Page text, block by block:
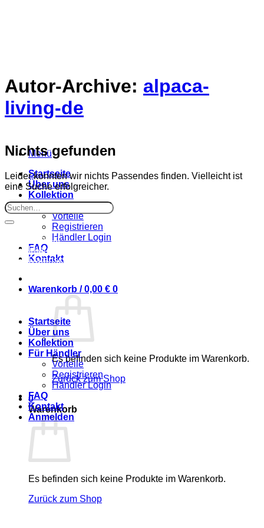
Menü
Startseite
Über uns
Kollektion
Für Händler
Vorteile
Registrieren
Händler Login
FAQ
Kontakt
Warenkorb /0,00 € 0
Es befinden sich keine Produkte im Warenkorb.
Zurück zum Shop
0
Warenkorb
Es befinden sich keine Produkte im Warenkorb.
Zurück zum Shop
Autor-Archive: alpaca-
living-de
Nichts gefunden
Leider konnten wir nichts Passendes finden. Vielleicht ist
eine Suche erfolgreicher.
Kontakt
Impressum
Datenschutz
© 2025 Alpaca Living
Startseite
Über uns
Kollektion
Für Händler
Vorteile
Registrieren
Händler Login
FAQ
Kontakt
Anmelden